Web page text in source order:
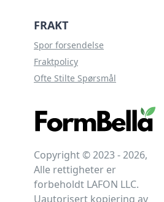
FRAKT
Spor forsendelse
Fraktpolicy
Ofte Stilte Spørsmål
Copyright © 2023 - 2026,
Alle rettigheter er
forbeholdt LAFON LLC.
Uautorisert kopiering av